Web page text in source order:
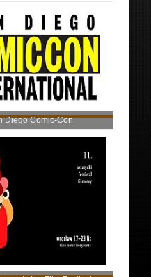
Diego Comic-Con